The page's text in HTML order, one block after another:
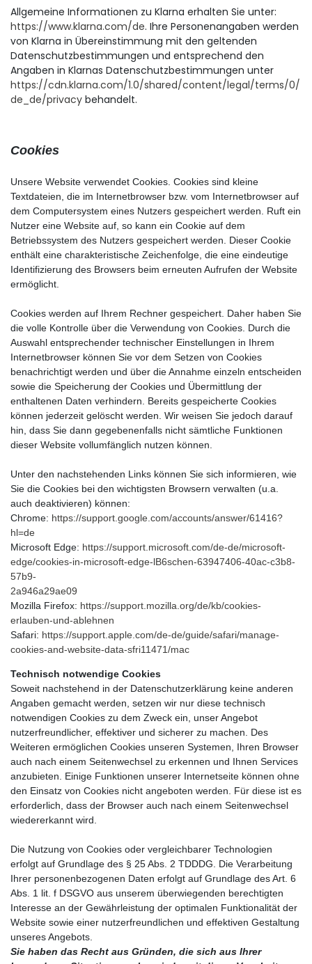
Allgemeine Informationen zu Klarna erhalten Sie unter:
https://www.klarna.com/de. Ihre Personenangaben werden
von Klarna in Übereinstimmung mit den geltenden
Datenschutzbestimmungen und entsprechend den
Angaben in Klarnas Datenschutzbestimmungen unter
https://cdn.klarna.com/1.0/shared/content/legal/terms/0/
de_de/privacy behandelt.
Cookies
Unsere Website verwendet Cookies. Cookies sind kleine
Textdateien, die im Internetbrowser bzw. vom Internetbrowser auf
dem Computersystem eines Nutzers gespeichert werden. Ruft ein
Nutzer eine Website auf, so kann ein Cookie auf dem
Betriebssystem des Nutzers gespeichert werden. Dieser Cookie
enthält eine charakteristische Zeichenfolge, die eine eindeutige
Identifizierung des Browsers beim erneuten Aufrufen der Website
ermöglicht.
Cookies werden auf Ihrem Rechner gespeichert. Daher haben Sie
die volle Kontrolle über die Verwendung von Cookies. Durch die
Auswahl entsprechender technischer Einstellungen in Ihrem
Internetbrowser können Sie vor dem Setzen von Cookies
benachrichtigt werden und über die Annahme einzeln entscheiden
sowie die Speicherung der Cookies und Übermittlung der
enthaltenen Daten verhindern. Bereits gespeicherte Cookies
können jederzeit gelöscht werden. Wir weisen Sie jedoch darauf
hin, dass Sie dann gegebenenfalls nicht sämtliche Funktionen
dieser Website vollumfänglich nutzen können.
Unter den nachstehenden Links können Sie sich informieren, wie
Sie die Cookies bei den wichtigsten Browsern verwalten (u.a.
auch deaktivieren) können:
Chrome: https://support.google.com/accounts/answer/61416?
hl=de
Microsoft Edge: https://support.microsoft.com/de-de/microsoft-
edge/cookies-in-microsoft-edge-lB6schen-63947406-40ac-c3b8-
57b9-
2a946a29ae09
Mozilla Firefox: https://support.mozilla.org/de/kb/cookies-
erlauben-und-ablehnen
Safari: https://support.apple.com/de-de/guide/safari/manage-
cookies-and-website-data-sfri11471/mac
Technisch notwendige Cookies
Soweit nachstehend in der Datenschutzerklärung keine anderen
Angaben gemacht werden, setzen wir nur diese technisch
notwendigen Cookies zu dem Zweck ein, unser Angebot
nutzerfreundlicher, effektiver und sicherer zu machen. Des
Weiteren ermöglichen Cookies unseren Systemen, Ihren Browser
auch nach einem Seitenwechsel zu erkennen und Ihnen Services
anzubieten. Einige Funktionen unserer Internetseite können ohne
den Einsatz von Cookies nicht angeboten werden. Für diese ist es
erforderlich, dass der Browser auch nach einem Seitenwechsel
wiedererkannt wird.
Die Nutzung von Cookies oder vergleichbarer Technologien
erfolgt auf Grundlage des § 25 Abs. 2 TDDDG. Die Verarbeitung
Ihrer personenbezogenen Daten erfolgt auf Grundlage des Art. 6
Abs. 1 lit. f DSGVO aus unserem überwiegenden berechtigten
Interesse an der Gewährleistung der optimalen Funktionalität der
Website sowie einer nutzerfreundlichen und effektiven Gestaltung
unseres Angebots.
Sie haben das Recht aus Gründen, die sich aus Ihrer